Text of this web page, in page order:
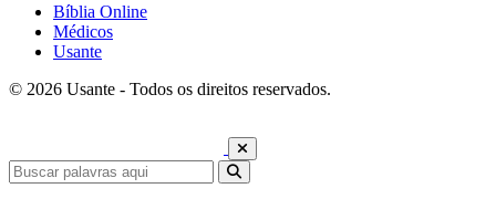
Bíblia Online
Médicos
Usante
© 2026 Usante - Todos os direitos reservados.